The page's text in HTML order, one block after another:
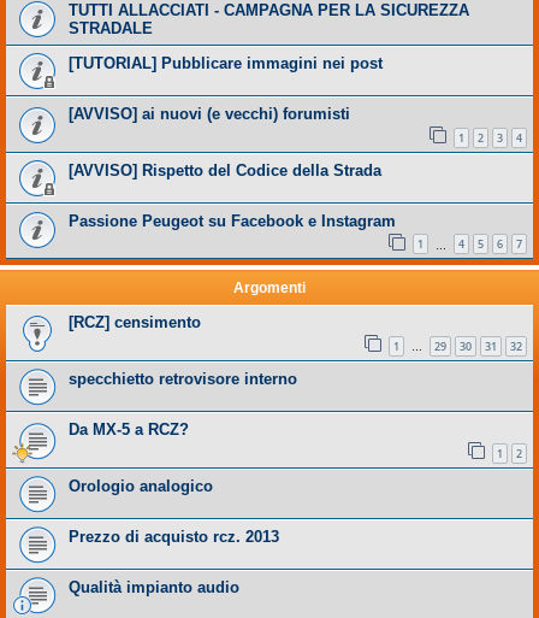
TUTTI ALLACCIATI - CAMPAGNA PER LA SICUREZZA
STRADALE
[TUTORIAL] Pubblicare immagini nei post
[AVVISO] ai nuovi (e vecchi) forumisti
1 2 3 4
[AVVISO] Rispetto del Codice della Strada
Passione Peugeot su Facebook e Instagram
1 4 5 6 7
Argomenti
[RCZ] censimento
1 … 29 30 31 32
specchietto retrovisore interno
Da MX-5 a RCZ?
1 2
Orologio analogico
Prezzo di acquisto rcz. 2013
Qualità impianto audio